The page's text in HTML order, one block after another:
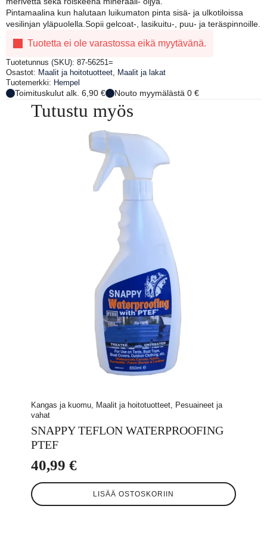
Pintamaalina kun halutaan luikumaton pinta sisä- ja ulkotiloissa
vesilinjan yläpuolella.Sopii gelcoat-, lasikuitu-, puu- ja teräspinnoille.
Tuotetta ei ole varastossa eikä myytävänä.
Tuotetunnus (SKU): 87-56251=
Osastot: Maalit ja hoitotuotteet Maalit ja lakat
Tuotemerkki: Hempel
Toimituskulut alk. 6,90 € Nouto myymälästä 0 €
Tutustu myös
Kangas ja kuomu, Maalit ja hoitotuotteet, Pesuaineet ja
vahat
SNAPPY TEFLON WATERPROOFING
PTEF
40,99 €
LISÄÄ OSTOSKORIIN